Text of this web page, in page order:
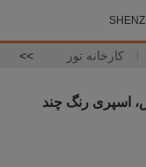
کارخانه تور >>
اسپری رنگ چند